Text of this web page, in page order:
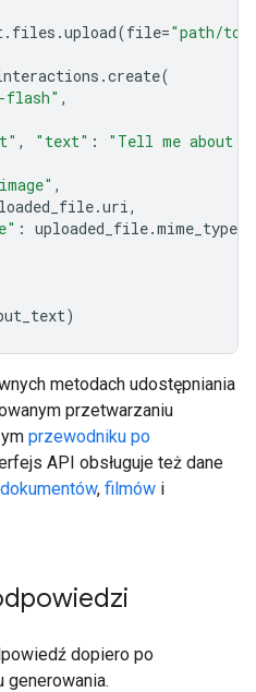
. files .upload(file="path/to/
.create(
flash" ,
, "text" :
"Tell me about
,
.uri,
: uploaded_file.mime_type
)
metodach udostępniania
przetwarzaniu
przewodniku po
API obsługuje też dane
dokumentów, filmów i
dopiero po
generowania.